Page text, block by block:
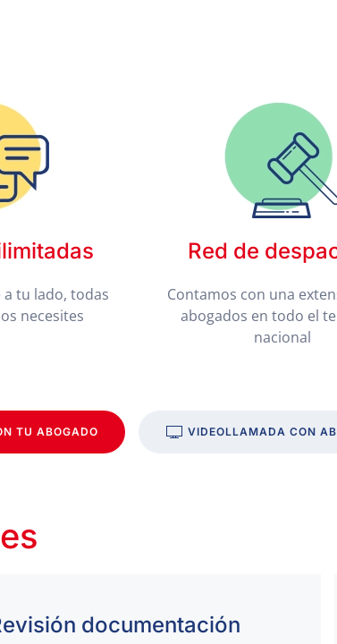
tu lado, todas
necesites
Red de
Contamos con una
abogados en todo el
nacional
TU ABOGADO VIDEOLLAMADA CON
documentación